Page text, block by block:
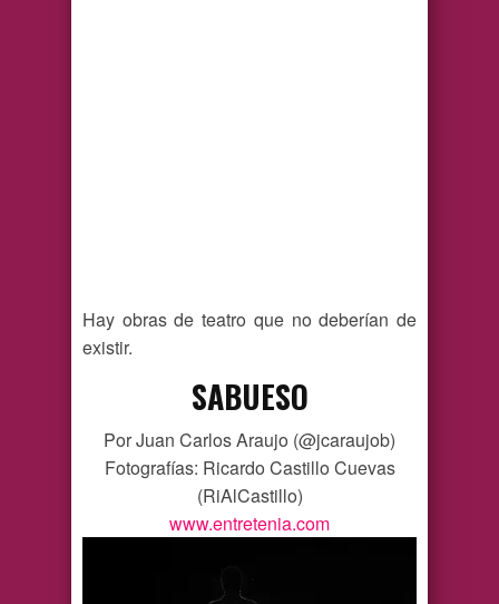
Hay obras de teatro que no deberían de
existir.
SABUESO
Por Juan Carlos Araujo (@jcaraujob)
Fotografías: Ricardo Castillo Cuevas
(RiAlCastillo)
www.entretenia.com